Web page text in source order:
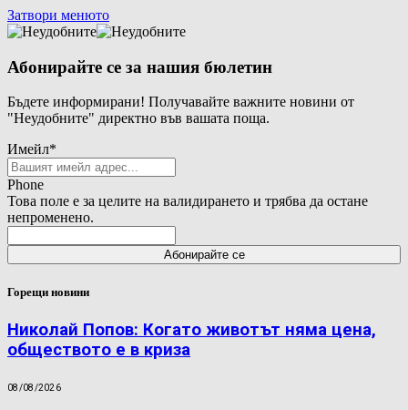
Затвори менюто
Абонирайте се за нашия бюлетин
Бъдете информирани! Получавайте важните новини от
"Неудобните" директно във вашата поща.
Имейл*
Phone
Това поле е за целите на валидирането и трябва да остане
непроменено.
Горещи новини
Николай Попов: Когато животът няма цена,
обществото е в криза
08/08/2026